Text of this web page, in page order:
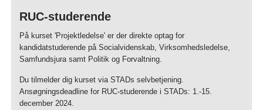
RUC-studerende
På kurset 'Projektledelse' er der direkte optag for
kandidatstuderende på Socialvidenskab, Virksomhedsledelse,
Samfundsjura samt Politik og Forvaltning.
Du tilmelder dig kurset via STADs selvbetjening.
Ansøgningsdeadline for RUC-studerende i STADs: 1.-15.
december 2024.